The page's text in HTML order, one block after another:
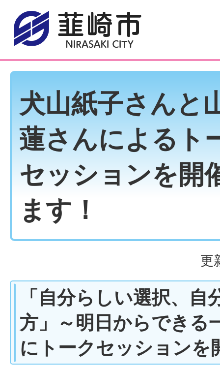
犬山紙子さんと
蓮さんによるト
セッションを開
ます！
更
「自分らしい選択、自
方」～明日からできる
にトークセッションを